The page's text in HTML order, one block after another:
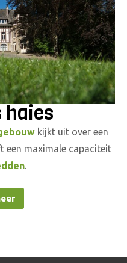
haies
kijkt uit over een
een maximale capaciteit
.